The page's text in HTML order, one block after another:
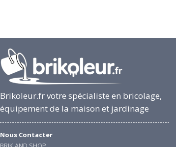
Brikoleur.fr votre spécialiste en bricolage,
équipement de la maison et jardinage
Nous Contacter